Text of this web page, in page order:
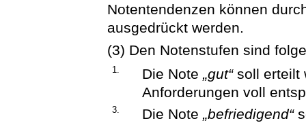
Notentendenzen können
ausgedrückt werden.
(3) Den Notenstufen sind
1. Die Note„gut“soll erteilt
Anforderungen voll
3. Die Note„befriedigend“